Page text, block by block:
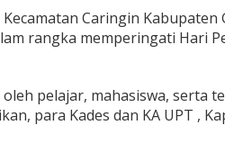
Caringin Kabupaten
rangka memperingati Hari
pelajar, mahasiswa, serta
para Kades dan KA UPT ,